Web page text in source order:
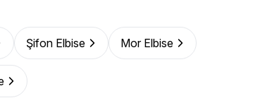
Şifon Elbise Mor Elbise